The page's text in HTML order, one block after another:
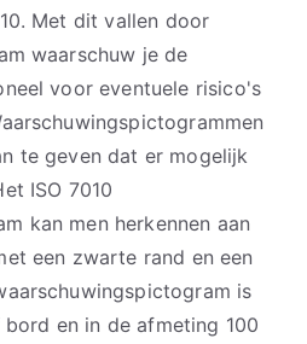
Met dit vallen door
waarschuw je de
voor eventuele risico's
te geven dat er mogelijk
ISO 7010
kan men herkennen aan
een zwarte rand en een
is
en in de afmeting 100